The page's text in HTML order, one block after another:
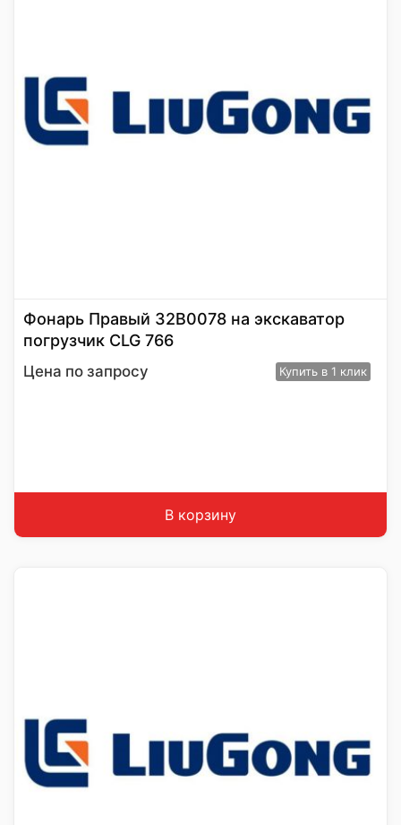
Фонарь Правый 32В0078 на экскаватор
погрузчик CLG 766
Цена по запросу Купить в 1 клик
В корзину